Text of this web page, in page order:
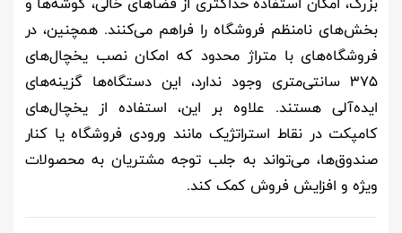
بخش‌های نامنظم فروشگاه را فراهم می‌کنند. همچنین، در
فروشگاه‌های با متراژ محدود که امکان نصب یخچال‌های
۳۷۵ سانتی‌متری وجود ندارد، این دستگاه‌ها گزینه‌های
ایده‌آلی هستند. علاوه بر این، استفاده از یخچال‌های
کامپکت در نقاط استراتژیک مانند ورودی فروشگاه یا کنار
صندوق‌ها، می‌تواند به جلب توجه مشتریان به محصولات
ویژه و افزایش فروش کمک کند.